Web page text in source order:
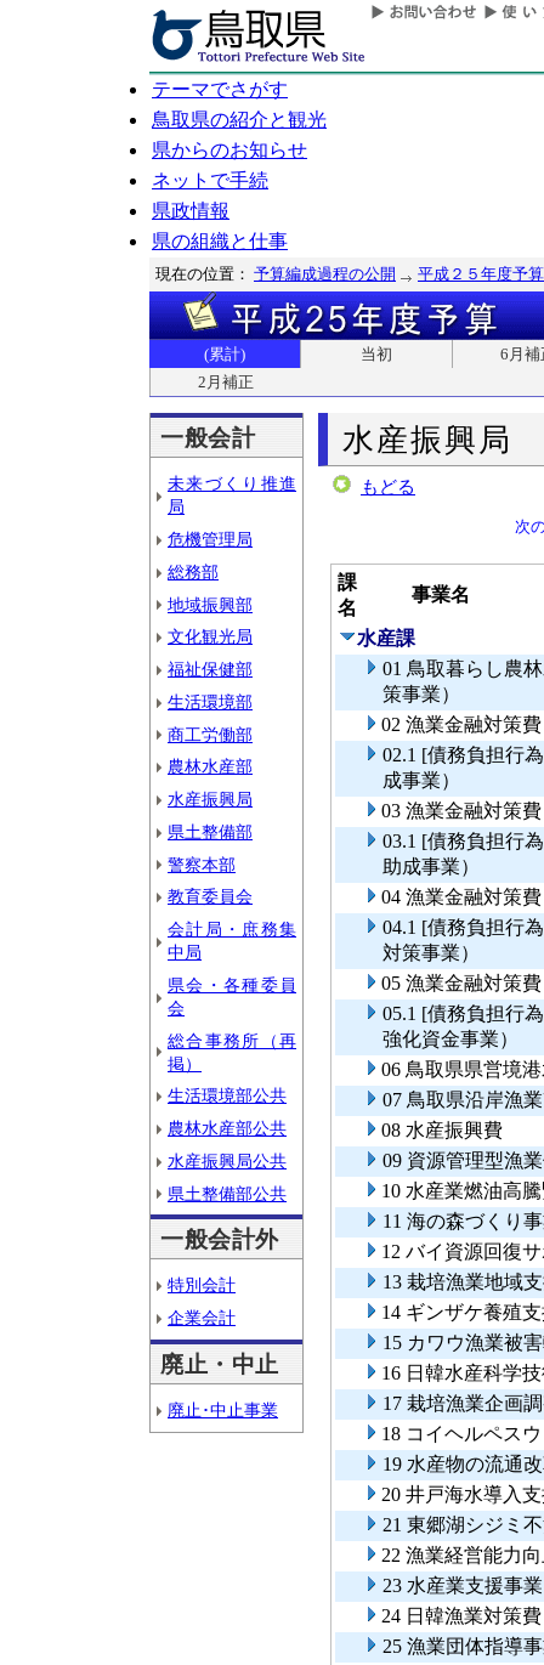
テーマでさがす
鳥取県の紹介と観光
県からのお知らせ
ネットで手続
県政情報
県の組織と仕事
現在の位置： 予算編成過程の公開 平成２５年度予算
(累計) 当初
6月補
2月補正
一般会計
未来づくり推進
局
危機管理局
総務部
地域振興部
文化観光局
福祉保健部
生活環境部
商工労働部
農林水産部
水産振興局
県土整備部
警察本部
教育委員会
会計局・庶務集
中局
県会・各種委員
会
総合事務所（再
掲）
生活環境部公共
農林水産部公共
水産振興局公共
県土整備部公共
一般会計外
特別会計
企業会計
廃止・中止
廃止･中止事業
水産振興局
もどる
次
課
名
事業名
水産課
01 鳥取暮らし農
策事業）
02 漁業金融対策
02.1 [債務負担行
成事業）
03 漁業金融対策
03.1 [債務負担行
助成事業）
04 漁業金融対策
04.1 [債務負担行
対策事業）
05 漁業金融対策
05.1 [債務負担行
強化資金事業）
06 鳥取県県営境
07 鳥取県沿岸漁
08 水産振興費
09 資源管理型漁
10 水産業燃油高
11 海の森づくり
12 バイ資源回復
13 栽培漁業地域
14 ギンザケ養殖
15 カワウ漁業被
16 日韓水産科学
17 栽培漁業企画
18 コイヘルペス
19 水産物の流通
20 井戸海水導入
21 東郷湖シジミ
22 漁業経営能力
23 水産業支援事業
24 日韓漁業対策
25 漁業団体指導